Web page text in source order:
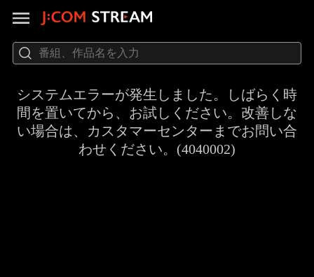
システムエラーが発生しました。しばらく時
間を置いてから、お試しください。改善しな
い場合は、カスタマーセンターまでお問い合
わせください。(4040002)